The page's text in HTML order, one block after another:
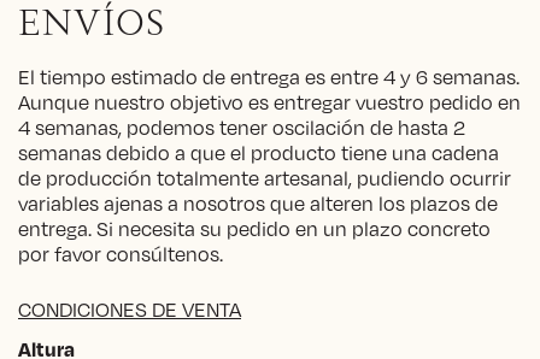
ENVÍOS
El tiempo estimado de entrega es entre 4 y 6 semanas.
Aunque nuestro objetivo es entregar vuestro pedido en
4 semanas, podemos tener oscilación de hasta 2
semanas debido a que el producto tiene una cadena
de producción totalmente artesanal, pudiendo ocurrir
variables ajenas a nosotros que alteren los plazos de
entrega. Si necesita su pedido en un plazo concreto
por favor consúltenos.
CONDICIONES DE VENTA
Altura